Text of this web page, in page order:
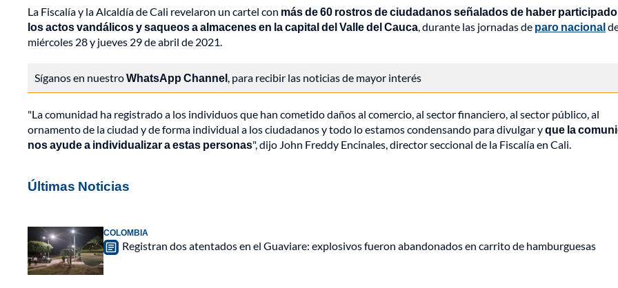
La Fiscalía y la Alcaldía de Cali revelaron un cartel con más de 60 rostros de ciudadanos señalados de haber
los actos vandálicos y saqueos a almacenes en la capital del Valle del Cauca, durante las jornadas de paro nacional
miércoles 28 y jueves 29 de abril de 2021.
Síganos en nuestroWhatsApp Channel, para recibir las noticias de mayor interés
"La comunidad ha registrado a los individuos que han cometido daños al comercio, al sector financiero, al sector público, al
ornamento de la ciudad y de forma individual a los ciudadanos y todo lo estamos condensando para divulgar yque la
nos ayude a individualizar a estas personas", dijo John Freddy Encinales, director seccional de la Fiscalía en Cali.
Últimas Noticias
COLOMBIA
Registran dos atentados en el Guaviare: explosivos fueron abandonados en carrito de hamburguesas